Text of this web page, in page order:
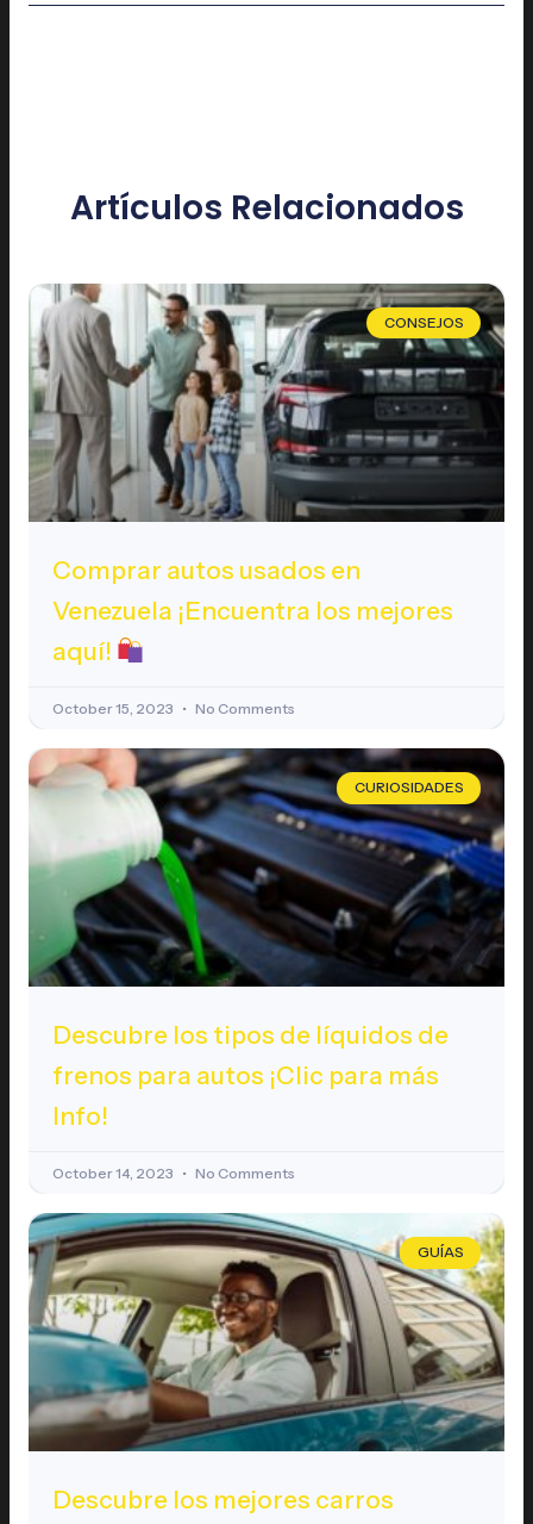
Artículos Relacionados
CONSEJOS
Comprar autos usados en
Venezuela ¡Encuentra los mejores
aquí!
October 15, 2023 No Comments
CURIOSIDADES
Descubre los tipos de líquidos de
frenos para autos ¡Clic para más
Info!
October 14, 2023 No Comments
GUÍAS
Descubre los mejores carros